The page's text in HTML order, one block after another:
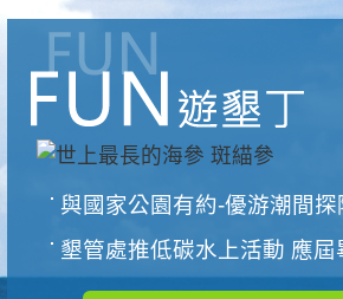
與國家公園有約-優游潮間探
墾管處推低碳水上活動 應屆畢業